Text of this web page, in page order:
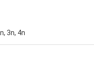
3n, 4n